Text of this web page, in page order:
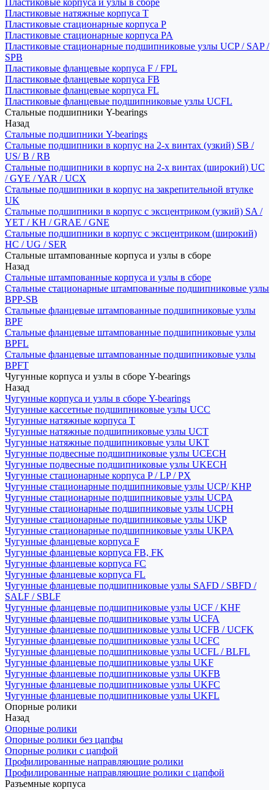
Пластиковые корпуса и узлы в сборе
Пластиковые натяжные корпуса T
Пластиковые стационарные корпуса P
Пластиковые стационарные корпуса PA
Пластиковые стационарные подшипниковые узлы UCP / SAP /
SPB
Пластиковые фланцевые корпуса F / FPL
Пластиковые фланцевые корпуса FB
Пластиковые фланцевые корпуса FL
Пластиковые фланцевые подшипниковые узлы UCFL
Стальные подшипники Y-bearings
Назад
Стальные подшипники Y-bearings
Стальные подшипники в корпус на 2-х винтах (узкий) SB /
US/ B / RB
Стальные подшипники в корпус на 2-х винтах (широкий) UC
/ GYE / YAR / UCX
Стальные подшипники в корпус на закрепительной втулке
UK
Стальные подшипники в корпус с эксцентриком (узкий) SA /
YET / KH / GRAE / GNE
Стальные подшипники в корпус с эксцентриком (широкий)
HC / UG / SER
Стальные штампованные корпуса и узлы в сборе
Назад
Стальные штампованные корпуса и узлы в сборе
Стальные стационарные штампованные подшипниковые узлы
BPP-SB
Стальные фланцевые штампованные подшипниковые узлы
BPF
Стальные фланцевые штампованные подшипниковые узлы
BPFL
Стальные фланцевые штампованные подшипниковые узлы
BPFT
Чугунные корпуса и узлы в сборе Y-bearings
Назад
Чугунные корпуса и узлы в сборе Y-bearings
Чугунные кассетные подшипниковые узлы UCC
Чугунные натяжные корпуса T
Чугунные натяжные подшипниковые узлы UCT
Чугунные натяжные подшипниковые узлы UKT
Чугунные подвесные подшипниковые узлы UCECH
Чугунные подвесные подшипниковые узлы UKECH
Чугунные стационарные корпуса P / LP / PX
Чугунные стационарные подшипниковые узлы UCP/ KHP
Чугунные стационарные подшипниковые узлы UCPA
Чугунные стационарные подшипниковые узлы UCPH
Чугунные стационарные подшипниковые узлы UKP
Чугунные стационарные подшипниковые узлы UKPA
Чугунные фланцевые корпуса F
Чугунные фланцевые корпуса FB, FK
Чугунные фланцевые корпуса FC
Чугунные фланцевые корпуса FL
Чугунные фланцевые подшипниковые узлы SAFD / SBFD /
SALF / SBLF
Чугунные фланцевые подшипниковые узлы UCF / KHF
Чугунные фланцевые подшипниковые узлы UCFA
Чугунные фланцевые подшипниковые узлы UCFB / UCFK
Чугунные фланцевые подшипниковые узлы UCFC
Чугунные фланцевые подшипниковые узлы UCFL / BLFL
Чугунные фланцевые подшипниковые узлы UKF
Чугунные фланцевые подшипниковые узлы UKFB
Чугунные фланцевые подшипниковые узлы UKFC
Чугунные фланцевые подшипниковые узлы UKFL
Опорные ролики
Назад
Опорные ролики
Опорные ролики без цапфы
Опорные ролики с цапфой
Профилированные направляющие ролики
Профилированные направляющие ролики с цапфой
Разъемные корпуса